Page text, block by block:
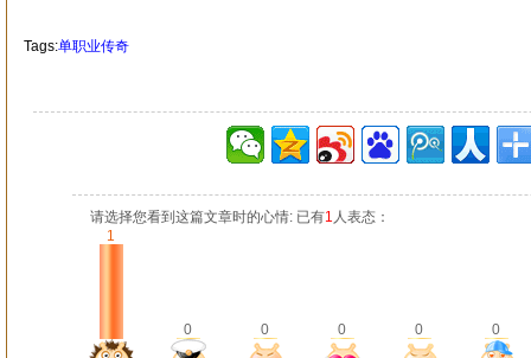
Tags:单职业传奇
请选择您看到这篇文章时的心情: 已有1 人表态：
1
0 0 0 0 0